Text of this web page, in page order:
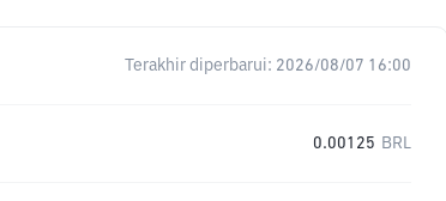
Terakhir diperbarui: 2026/08/07 16:00
0.00125 BRL